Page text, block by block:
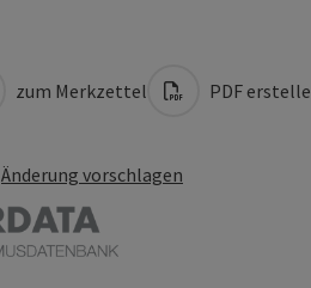
zum Merkzettel PDF
Änderung vorschlagen